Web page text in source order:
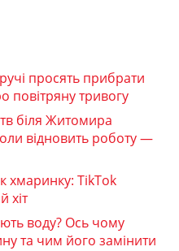
просять прибрати
повітряну тривогу
біля Житомира
відновить роботу —
хмаринку: TikTok
хіт
воду? Ось чому
та чим його замінити